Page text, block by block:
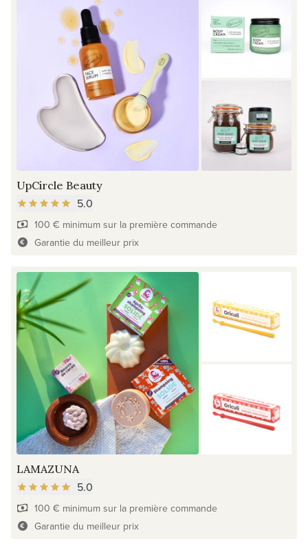
UpCircle Beauty
5.0
100 € minimum sur la première commande
Garantie du meilleur prix
LAMAZUNA
5.0
100 € minimum sur la première commande
Garantie du meilleur prix